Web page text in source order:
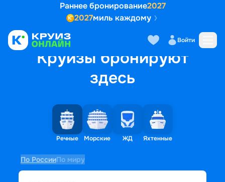
Раннее бронирование2027
2027миль каждому
Войти
Круизы бронируют
здесь
Речные Морские ЖД Яхтенные
По РоссииПо миру